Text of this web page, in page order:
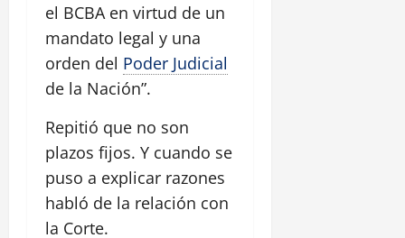
el BCBA en virtud de un
mandato legal y una
orden del Poder Judicial
de la Nación”.
Repitió que no son
plazos fijos. Y cuando se
puso a explicar razones
habló de la relación con
la Corte.